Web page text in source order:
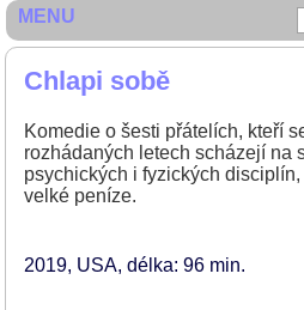
Chlapi sobě
Komedie o šesti přátelích, kteří
rozhádaných letech scházejí na
psychických i fyzických
velké peníze.
2019 USA délka: 96 min
MENU